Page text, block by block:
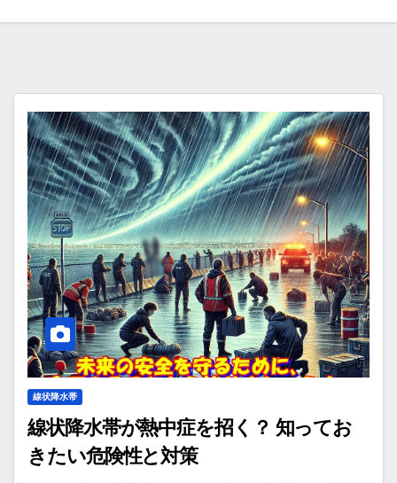
線状降水帯
線状降水帯が熱中症を招く？ 知ってお
きたい危険性と対策